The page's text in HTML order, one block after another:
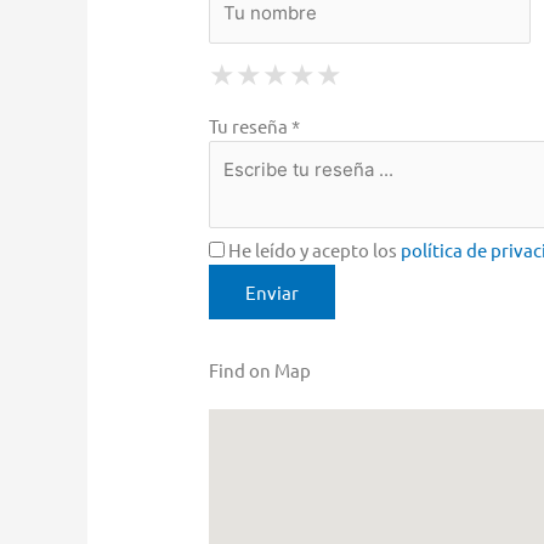
★ 1 Star
★ ★ 2 Stars
★ ★ ★ 3 Stars
★ ★ ★ ★ 4 Stars
★ ★ ★ ★ ★
Tu reseña *
He leído y acepto los política de
Find on Map